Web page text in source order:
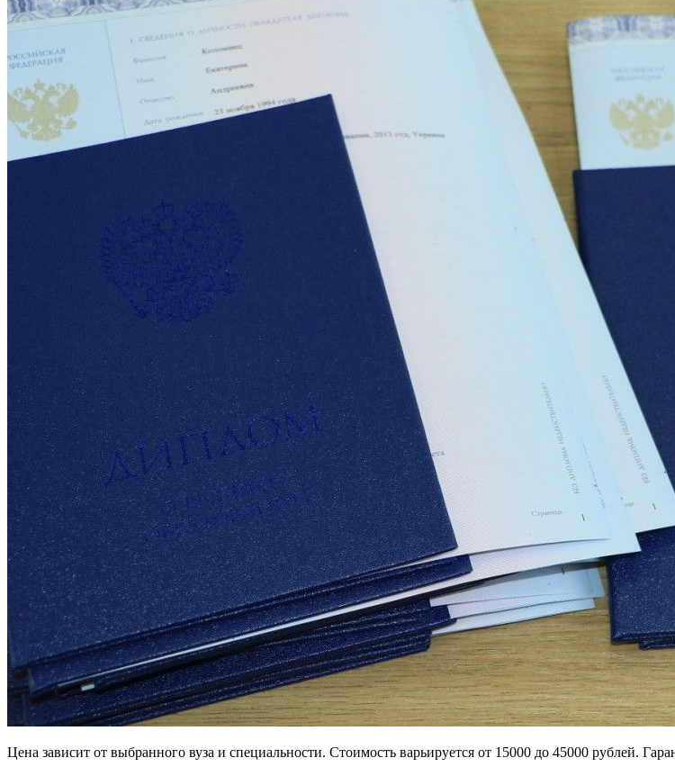
Цена зависит от выбранного вуза и специальности. Стоимость варьируется от 15000 до 45000 рублей.